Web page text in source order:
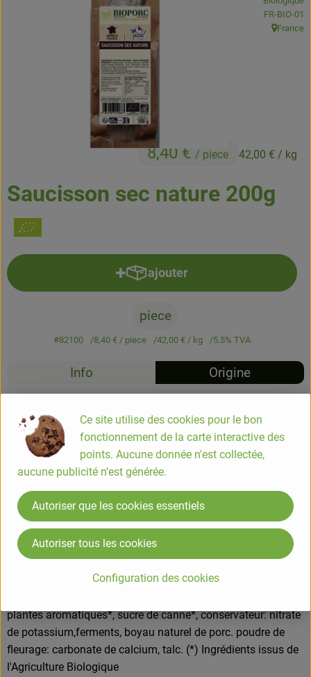
Accessoires et divers
Cosmétique et hygiène
Saucisson sec nature 200g
8,40 € / piece 42,00 € / kg
, Autorité
FR-BIO-01
, Origine:
France
ajouter
Ajouter le produit au panier
piece
#82100 8,40 € / piece 42,00 € / kg 5.5% TVA
Info Origine
Info
Fabriqué à partir dun mélange de viandes (environ 3/4 de
viandes maigres pour 1/4 de gras) hachées plus ou moins
finement, salé (pour une bonne conservation), assaisonné et
mis sous un boyau moyen. Ils sont ensuite patiemment
séchés.
COMPOSITION
viande de porc* (143g de viande mise en oeuvre pour 100g
plantes aromatiques*, sucre de canne*, conservateur: nitrate
de potassium,ferments, boyau naturel de porc. poudre de
fleurage: carbonate de calcium, talc. (*) Ingrédients issus de
l'Agriculture Biologique
Ce site utilise des cookies pour le bon
fonctionnement de la carte interactive des
points. Aucune donnée n'est collectée,
aucune publicité n’est générée.
Configuration des cookies
Autoriser que les cookies essentiels
Autoriser tous les cookies